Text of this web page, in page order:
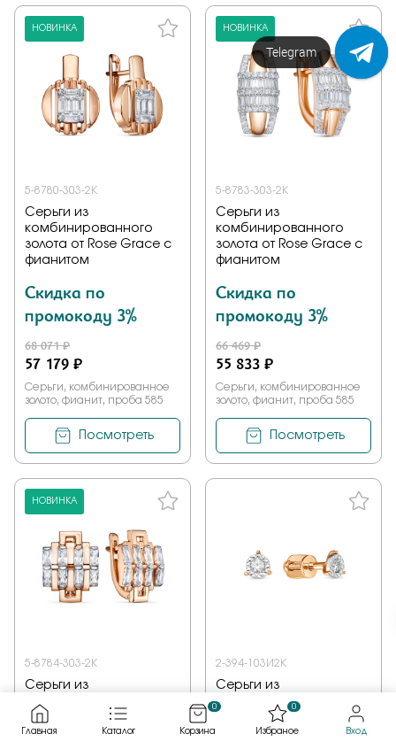
НОВИНКА
5-8780-303-2К
Серьги из
комбинированного
золота от Rose Grace с
фианитом
Скидка по
промокоду 3%
68 071 ₽
57 179 ₽
Серьги, комбинированное
золото, фианит, проба 585
Посмотреть
НОВИНКА
5-8783-303-2К
Серьги из
комбинированного
золота от Rose Grace с
фианитом
Скидка по
промокоду 3%
66 469 ₽
55 833 ₽
Серьги, комбинированное
золото, фианит, проба 585
Посмотреть
НОВИНКА
5-8784-303-2К
Серьги из
комбинированного
золота от Rose Grace с
фианитом
2-394-103И2К
Серьги из
комбинированного
золота от Rose Grace с
бриллиантом
Главная Каталог Корзина
0
Избраное
0
Вход
Напишите нам!